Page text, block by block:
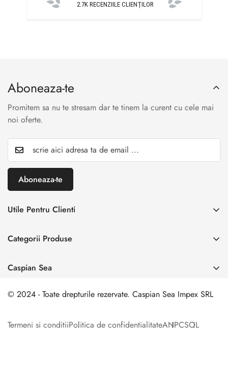
2.7K RECENZIILE CLIENȚILOR
Aboneaza-te
Promitem sa nu te stresam dar te tinem la curent cu cele mai
noi oferte.
Aboneaza-te
Utile Pentru Clienti
Creaza cont
Autentificare cont
Contact
Categorii Produse
Incaltaminte Dama
Incaltaminte Barbati
Genti & Accesorii
Caspian Sea
© 2024 - Toate drepturile rezervate. Caspian Sea Impex SRL
Termeni si conditiiPolitica de confidentialitateANPCSOL